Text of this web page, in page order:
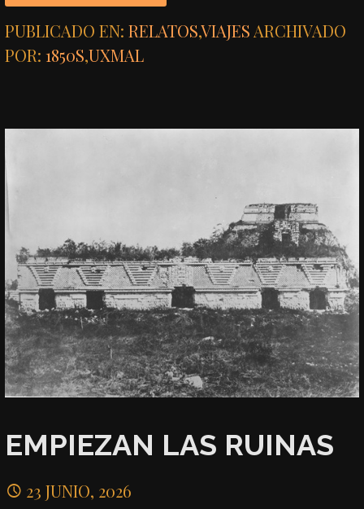
PUBLICADO EN:RELATOS,VIAJESARCHIVADO
POR:1850S,UXMAL
EMPIEZAN LAS RUINAS
23 JUNIO, 2026